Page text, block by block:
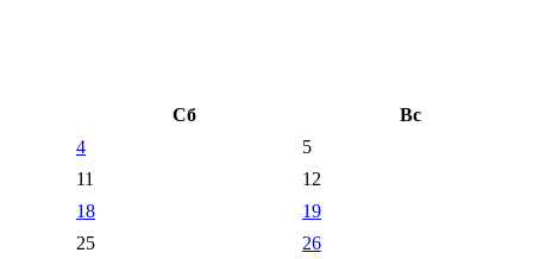
Сб
Вс
4
5
11
12
18
19
25
26